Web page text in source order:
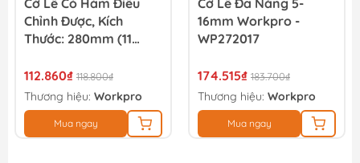
Cờ Lê Có Hàm Điều
Chỉnh Được, Kích
Thước: 280mm (11
WP309
112.860₫ 118.800₫
Thương hiệu: Workpro
Mua ngay
Cờ Lê Đa Năng 5-
16mm Workpro -
WP272017
174.515₫ 183.700₫
Thương hiệu: Workpro
Mua ngay